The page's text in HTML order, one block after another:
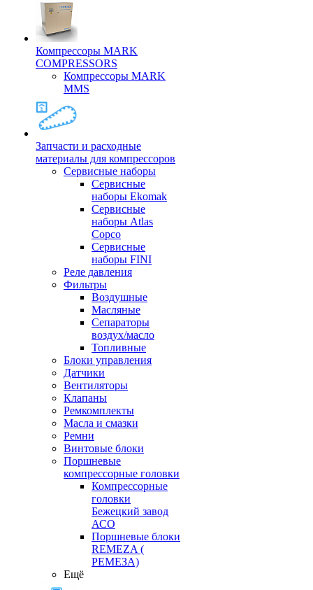
Компрессоры MARK
COMPRESSORS
Компрессоры MARK
MMS
Запчасти и расходные
материалы для компрессоров
Cервисные наборы
Сервисные
наборы Ekomak
Cервисные
наборы Atlas
Copco
Сервисные
наборы FINI
Реле давления
Фильтры
Воздушные
Масляные
Сепараторы
воздух/масло
Топливные
Блоки управления
Датчики
Вентиляторы
Клапаны
Ремкомплекты
Масла и смазки
Ремни
Винтовые блоки
Поршневые
компрессорные головки
Компрессорные
головки
Бежецкий завод
АСО
Поршневые блоки
REMEZA (
РЕМЕЗА)
Ещё